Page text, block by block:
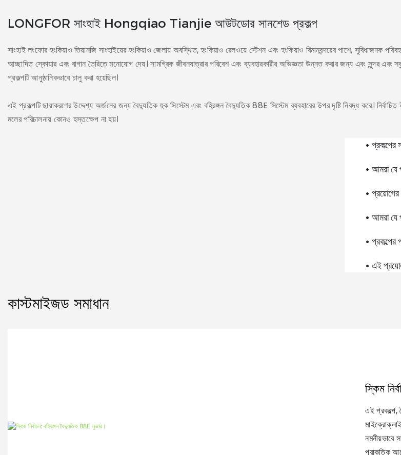
LONGFOR সাংহাই Hongqiao Tianjie আউটডোর সানশেড প্রকল্প
সাংহাই লংফোর হংকিয়াও তিয়ানজি সাংহাইয়ের হংকিয়াও জেলায় অবস্থিত, হংকিয়াও রেলওয়ে স্টেশন এবং হংকিয়াও বিমানবন্দরের পাশে, সুবিধাজনক
আচ্ছাদিত স্কোয়ার এবং বাগান তৈরিতে মনোযোগ দেয়। সামগ্রিক জীবনযাত্রার পরিবেশ এবং ব্যবহারকারীর অভিজ্ঞতা উন্নত করার জন্য এবং সুন্দর এবং
প্রকল্পটি আনুষ্ঠানিকভাবে চালু করা হয়েছিল।
এই প্রকল্পটি ছায়াকরণের উদ্দেশ্য অর্জনের জন্য বৈদ্যুতিক হুক সিস্টেম এবং বহিরঙ্গন বৈদ্যুতিক 88E সিস্টেম ব্যবহারের উপর দৃষ্টি নিবদ্ধ করে।
মলের পরিচালনায় কোনও হস্তক্ষেপ না হয়।
• প্রকল্পের
• আমরা যে
•
• আমরা যে
• প্রকল্পের
• এই
কাস্টমাইজড সমাধান
স্কিম
এই প্রকল্পে,
নমনীয়ভাবে
প্রাকৃতিক